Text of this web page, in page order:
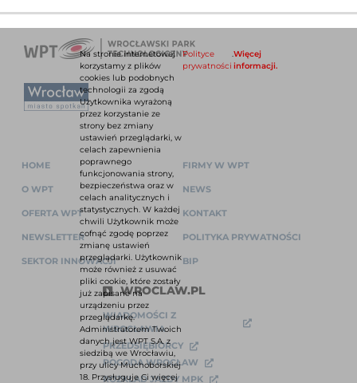
HOME
O WPT
OFERTA WPT
NEWSLETTER
SEKTOR INNOWACJI
FIRMY W WPT
NEWS
KONTAKT
POLITYKA PRYWATNOŚCI
BIP
WROCLAW.PL
WIADOMOŚCI Z
WROCŁAWIA
PRZEDSIĘBIORCY
POGODA WROCŁAW
ROZKŁAD JAZDY MPK
Na stronie internetowej
korzystamy z plików
cookies lub podobnych
technologii za zgodą
Użytkownika wyrażoną
przez korzystanie ze
strony bez zmiany
ustawień przeglądarki, w
celach zapewnienia
poprawnego
funkcjonowania strony,
bezpieczeństwa oraz w
celach analitycznych i
statystycznych. W każdej
chwili Użytkownik może
cofnąć zgodę poprzez
zmianę ustawień
przeglądarki. Użytkownik
może również z usuwać
pliki cookie, które zostały
już zapisane na
urządzeniu przez
przeglądarkę.
Administratorem Twoich
danych jest WPT S.A. z
siedzibą we Wrocławiu,
przy ulicy Muchoborskiej
18. Przysługuje Ci więcej
Polityce
prywatności
Więcej
informacji.